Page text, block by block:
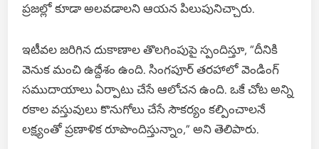
ప్రజల్లో కూడా అలవడాలని ఆయన పిలుపునిచ్చారు.
ఇటీవల జరిగిన దుకాణాల తొలగింపుపై స్పందిస్తూ, “దీనికి
వెనుక మంచి ఉద్దేశం ఉంది. సింగపూర్ తరహాలో వెండింగ్
సముదాయాలు ఏర్పాటు చేసే ఆలోచన ఉంది. ఒకే చోట అన్ని
రకాల వస్తువులు కొనుగోలు చేసే సౌకర్యం కల్పించాలనే
లక్ష్యంతో ప్రణాళిక రూపొందిస్తున్నాం,” అని తెలిపారు.